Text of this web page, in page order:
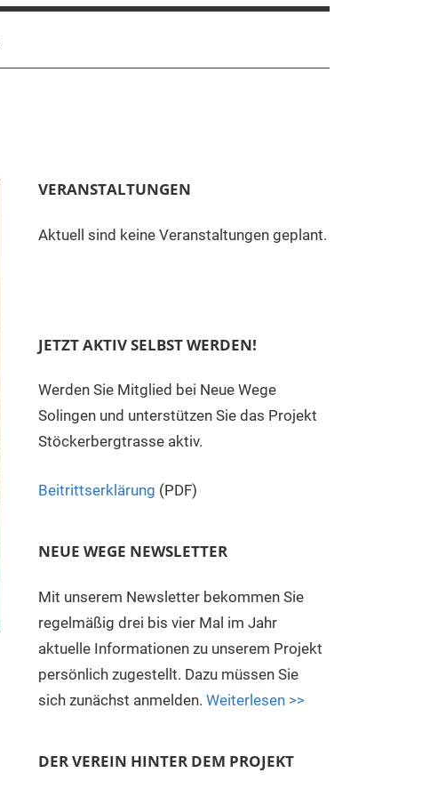
VERANSTALTUNGEN
Aktuell sind keine Veranstaltungen geplant.
JETZT AKTIV SELBST WERDEN!
Werden Sie Mitglied bei Neue Wege
Solingen und unterstützen Sie das Projekt
Stöckerbergtrasse aktiv.
Beitrittserklärung (PDF)
NEUE WEGE NEWSLETTER
Mit unserem Newsletter bekommen Sie
regelmäßig drei bis vier Mal im Jahr
aktuelle Informationen zu unserem Projekt
persönlich zugestellt. Dazu müssen Sie
sich zunächst anmelden. Weiterlesen >>
DER VEREIN HINTER DEM PROJEKT